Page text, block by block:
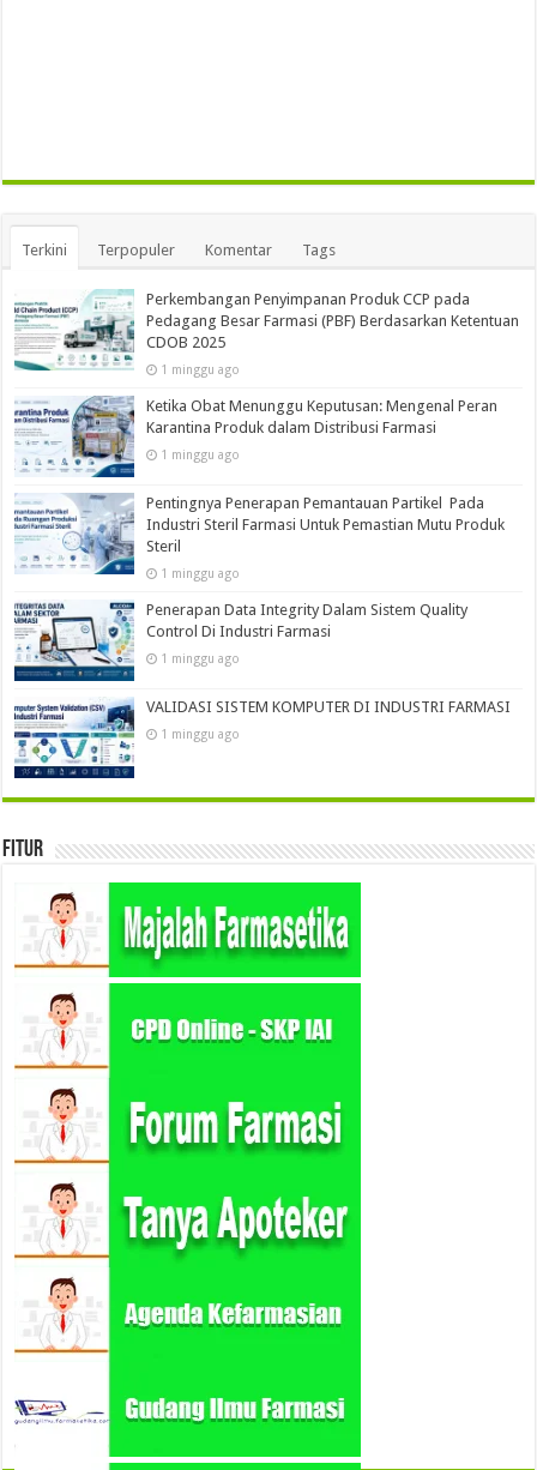
Terkini Terpopuler Komentar Tags
Perkembangan Penyimpanan Produk CCP pada
Pedagang Besar Farmasi (PBF) Berdasarkan Ketentuan
CDOB 2025
1 minggu ago
Ketika Obat Menunggu Keputusan: Mengenal Peran
Karantina Produk dalam Distribusi Farmasi
1 minggu ago
Pentingnya Penerapan Pemantauan Partikel Pada
Industri Steril Farmasi Untuk Pemastian Mutu Produk
Steril
1 minggu ago
Penerapan Data Integrity Dalam Sistem Quality
Control Di Industri Farmasi
1 minggu ago
VALIDASI SISTEM KOMPUTER DI INDUSTRI FARMASI
1 minggu ago
Fitur